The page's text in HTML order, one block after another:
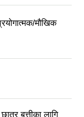
मौखिक
बृत्तीका लागि